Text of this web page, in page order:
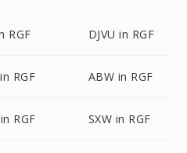
RGF DJVU in RGF
RGF ABW in RGF
RGF SXW in RGF